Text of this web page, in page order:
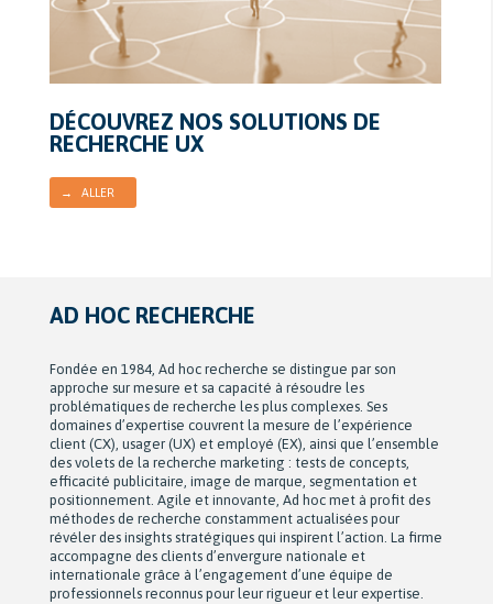
DÉCOUVREZ NOS SOLUTIONS DE
RECHERCHE UX
→ ALLER
AD HOC RECHERCHE
Fondée en 1984, Ad hoc recherche se distingue par son
approche sur mesure et sa capacité à résoudre les
problématiques de recherche les plus complexes. Ses
domaines d’expertise couvrent la mesure de l’expérience
client (CX), usager (UX) et employé (EX), ainsi que l’ensemble
des volets de la recherche marketing : tests de concepts,
efficacité publicitaire, image de marque, segmentation et
positionnement. Agile et innovante, Ad hoc met à profit des
méthodes de recherche constamment actualisées pour
révéler des insights stratégiques qui inspirent l’action. La firme
accompagne des clients d’envergure nationale et
internationale grâce à l’engagement d’une équipe de
professionnels reconnus pour leur rigueur et leur expertise.